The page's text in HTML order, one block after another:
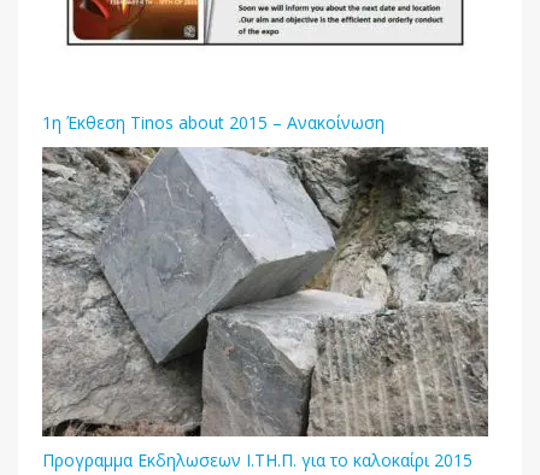
1η Έκθεση Tinos about 2015 – Ανακοίνωση
Προγραμμα Εκδηλωσεων Ι.ΤΗ.Π. για το καλοκαίρι 2015